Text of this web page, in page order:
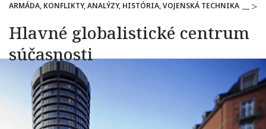
ARMÁDA, KONFLIKTY, ANALÝZY, HISTÓRIA, VOJENSKÁ TECHNIKA